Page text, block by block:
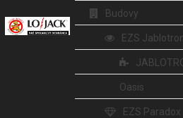
Budovy
EZS
Oasis
EZS Paradox